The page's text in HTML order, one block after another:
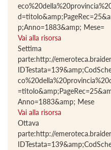
p;Anno=1883&amp; Mese=
Vai alla risorsa
Settima
parte:http://
Anno=1883&amp; Mese
Vai alla risorsa
Ottava
parte:http://